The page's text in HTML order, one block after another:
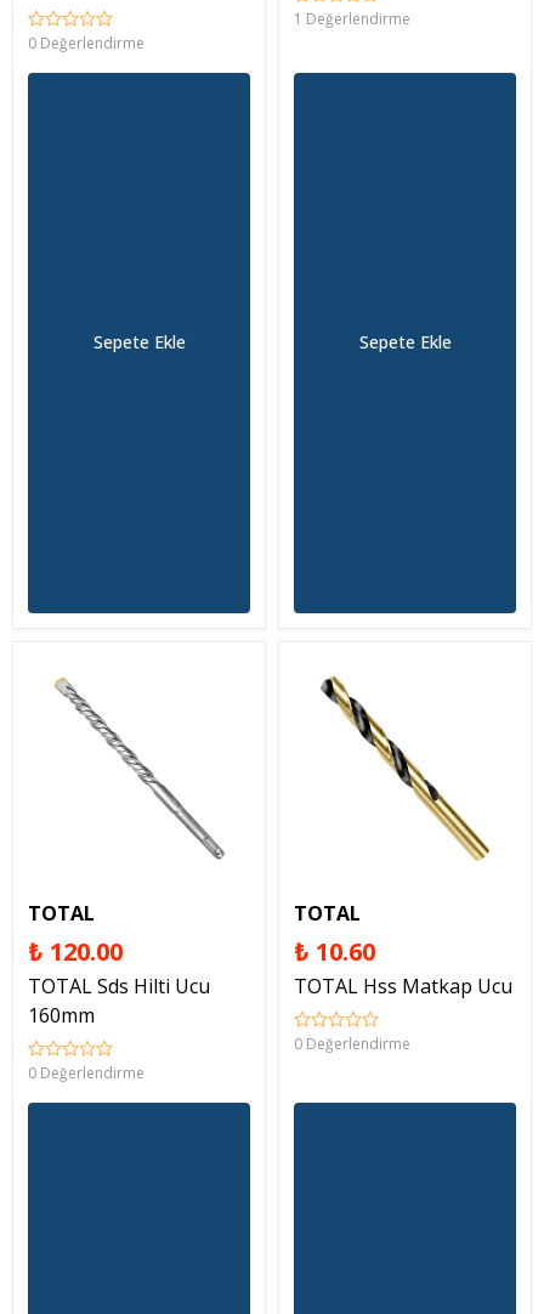
0 Değerlendirme
Sepete Ekle
1 Değerlendirme
Sepete Ekle
TOTAL
₺ 120.00
TOTAL Sds Hilti Ucu
160mm
0 Değerlendirme
TOTAL
₺ 10.60
TOTAL Hss Matkap Ucu
0 Değerlendirme